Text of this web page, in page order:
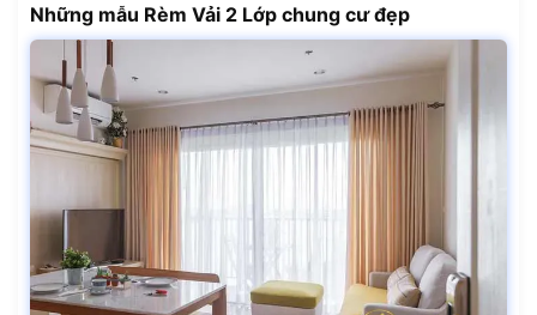
Những mẫu Rèm Vải 2 Lớp chung cư đẹp